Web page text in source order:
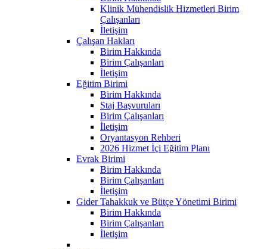
Klinik Mühendislik Hizmetleri Birim
Çalışanları
İletişim
Çalışan Hakları
Birim Hakkında
Birim Çalışanları
İletişim
Eğitim Birimi
Birim Hakkında
Staj Başvuruları
Birim Çalışanları
İletişim
Oryantasyon Rehberi
2026 Hizmet İçi Eğitim Planı
Evrak Birimi
Birim Hakkında
Birim Çalışanları
İletişim
Gider Tahakkuk ve Bütçe Yönetimi Birimi
Birim Hakkında
Birim Çalışanları
İletişim